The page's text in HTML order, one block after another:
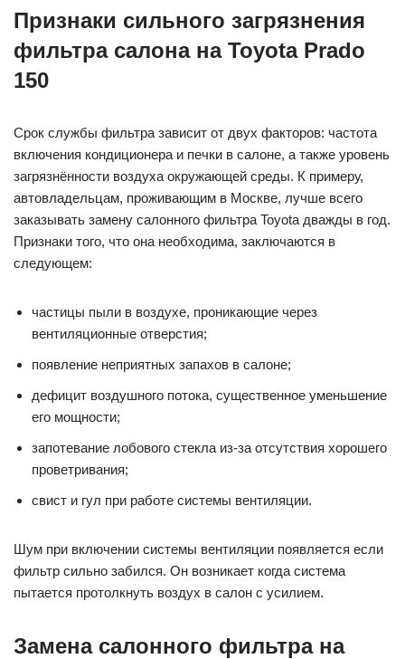
Признаки сильного загрязнения
фильтра салона на Toyota Prado
150
Срок службы фильтра зависит от двух факторов: частота
включения кондиционера и печки в салоне, а также уровень
загрязнённости воздуха окружающей среды. К примеру,
автовладельцам, проживающим в Москве, лучше всего
заказывать замену салонного фильтра Toyota дважды в год.
Признаки того, что она необходима, заключаются в
следующем:
частицы пыли в воздухе, проникающие через
вентиляционные отверстия;
появление неприятных запахов в салоне;
дефицит воздушного потока, существенное уменьшение
его мощности;
запотевание лобового стекла из-за отсутствия хорошего
проветривания;
свист и гул при работе системы вентиляции.
Шум при включении системы вентиляции появляется если
фильтр сильно забился. Он возникает когда система
пытается протолкнуть воздух в салон с усилием.
Замена салонного фильтра на